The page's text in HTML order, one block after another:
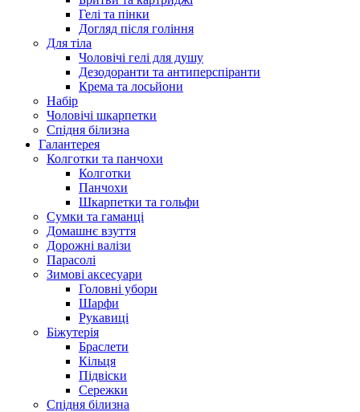
Гелі та пінки
Догляд після гоління
Для тіла
Чоловічі гелі для душу
Дезодоранти та антиперспіранти
Крема та лосьйони
Набір
Чоловічі шкарпетки
Спідня білизна
Галантерея
Колготки та панчохи
Колготки
Панчохи
Шкарпетки та гольфи
Сумки та гаманці
Домашнє взуття
Дорожні валізи
Парасолі
Зимові аксесуари
Головні убори
Шарфи
Рукавиці
Біжутерія
Браслети
Кільця
Підвіски
Сережки
Спідня білизна